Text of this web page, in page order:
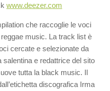
www.deezer.com
che raccoglie le voci
music. La track list è
cercate e selezionate da
e redattrice del sito
tutta la black music. Il
discografica Irma